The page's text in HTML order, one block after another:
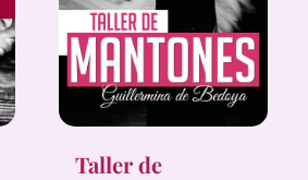
Taller de